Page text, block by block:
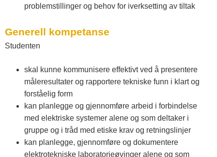
problemstillinger og behov for iverksetting av tiltak
Generell kompetanse
Studenten
skal kunne kommunisere effektivt ved å presentere
måleresultater og rapportere tekniske funn i klart og
forståelig form
kan planlegge og gjennomføre arbeid i forbindelse
med elektriske systemer alene og som deltaker i
gruppe og i tråd med etiske krav og retningslinjer
kan planlegge, gjennomføre og dokumentere
elektrotekniske laboratorieøvinger alene og som